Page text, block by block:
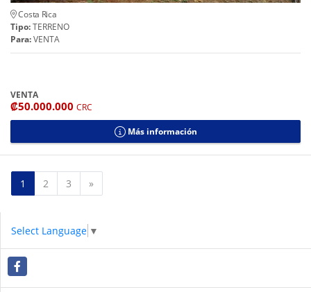
Costa Rica
Tipo:TERRENO
Para:VENTA
VENTA
₡50.000.000 CRC
Más información
1 2 3 »
Select Language ▼
Facebook